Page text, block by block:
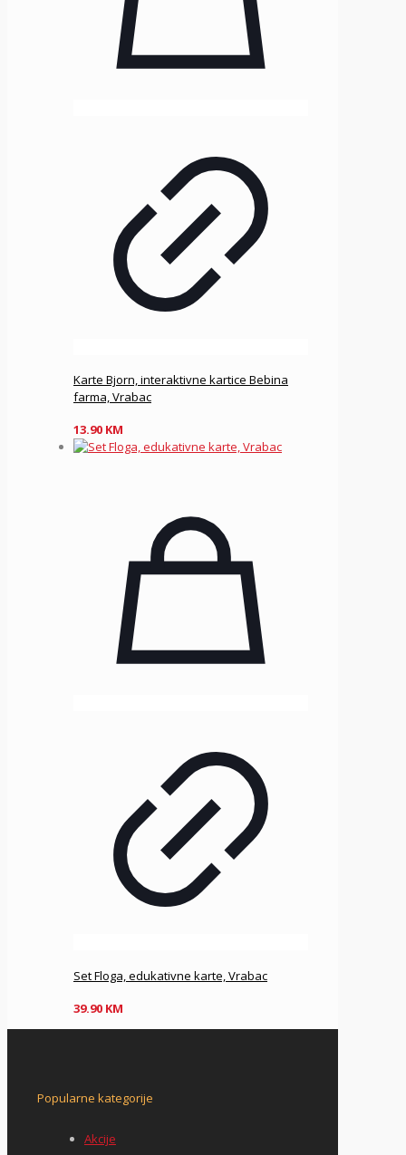
Karte Bjorn, interaktivne kartice Bebina
farma, Vrabac
13.90 KM
Set Floga, edukativne karte, Vrabac
39.90 KM
Popularne kategorije
Akcije